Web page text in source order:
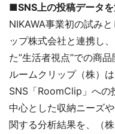
■SNS上の投稿データ
NIKAWA事業初の試み
ップ株式会社と連携し
た”生活者視点”での商品
ルームクリップ（株）
SNS「RoomClip」への
中心とした収納ニーズ
関する分析結果を、（株